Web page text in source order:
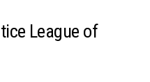
League of